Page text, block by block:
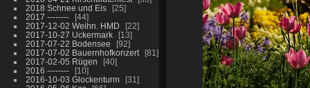
2018 Schnee und Eis
25
2017 --------
44
2017-12-02 Weihn. HMD
22
2017-10-27 Uckermark
13
2017-07-22 Bodensee
92
2017-07-02 Bauernhofkonzert
81
2017-02-05 Rügen
40
2016 --------
10
2016-10-03 Glockenturm
31